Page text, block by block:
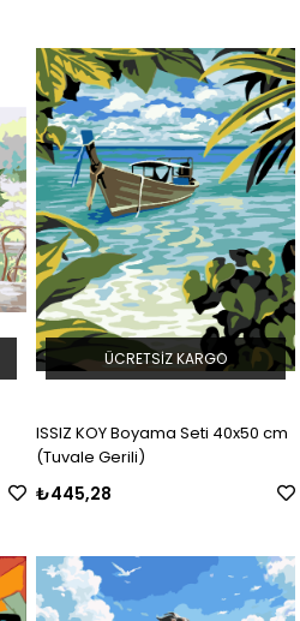
ISSIZ KOY Boyama Seti 40x50 cm
(Tuvale Gerili)
₺445,28
ÜCRETSIZ KARGO